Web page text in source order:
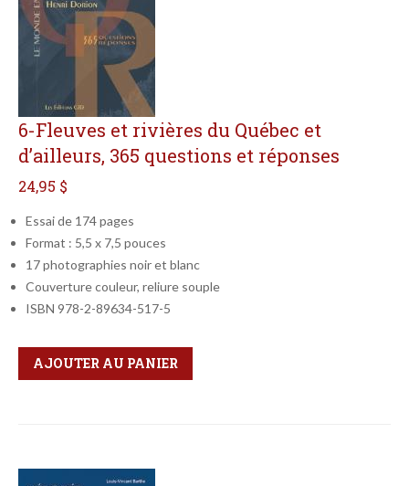
6-Fleuves et rivières du Québec et
d’ailleurs, 365 questions et réponses
24,95 $
Essai de 174 pages
Format : 5,5 x 7,5 pouces
17 photographies noir et blanc
Couverture couleur, reliure souple
ISBN 978-2-89634-517-5
Qté
Format
AJOUTER AU PANIER